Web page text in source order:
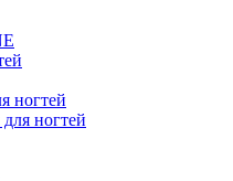
ногтей
ногтей